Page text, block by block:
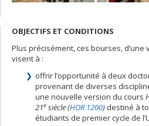
OBJECTIFS ET CONDITIONS
Plus précisément, ces bourses, d’une
visent à :
offrir l’opportunité à deux
provenant de diverses
une nouvelle version du cours
21e siècle (HOR 1200) destiné à
étudiants de premier cycle de